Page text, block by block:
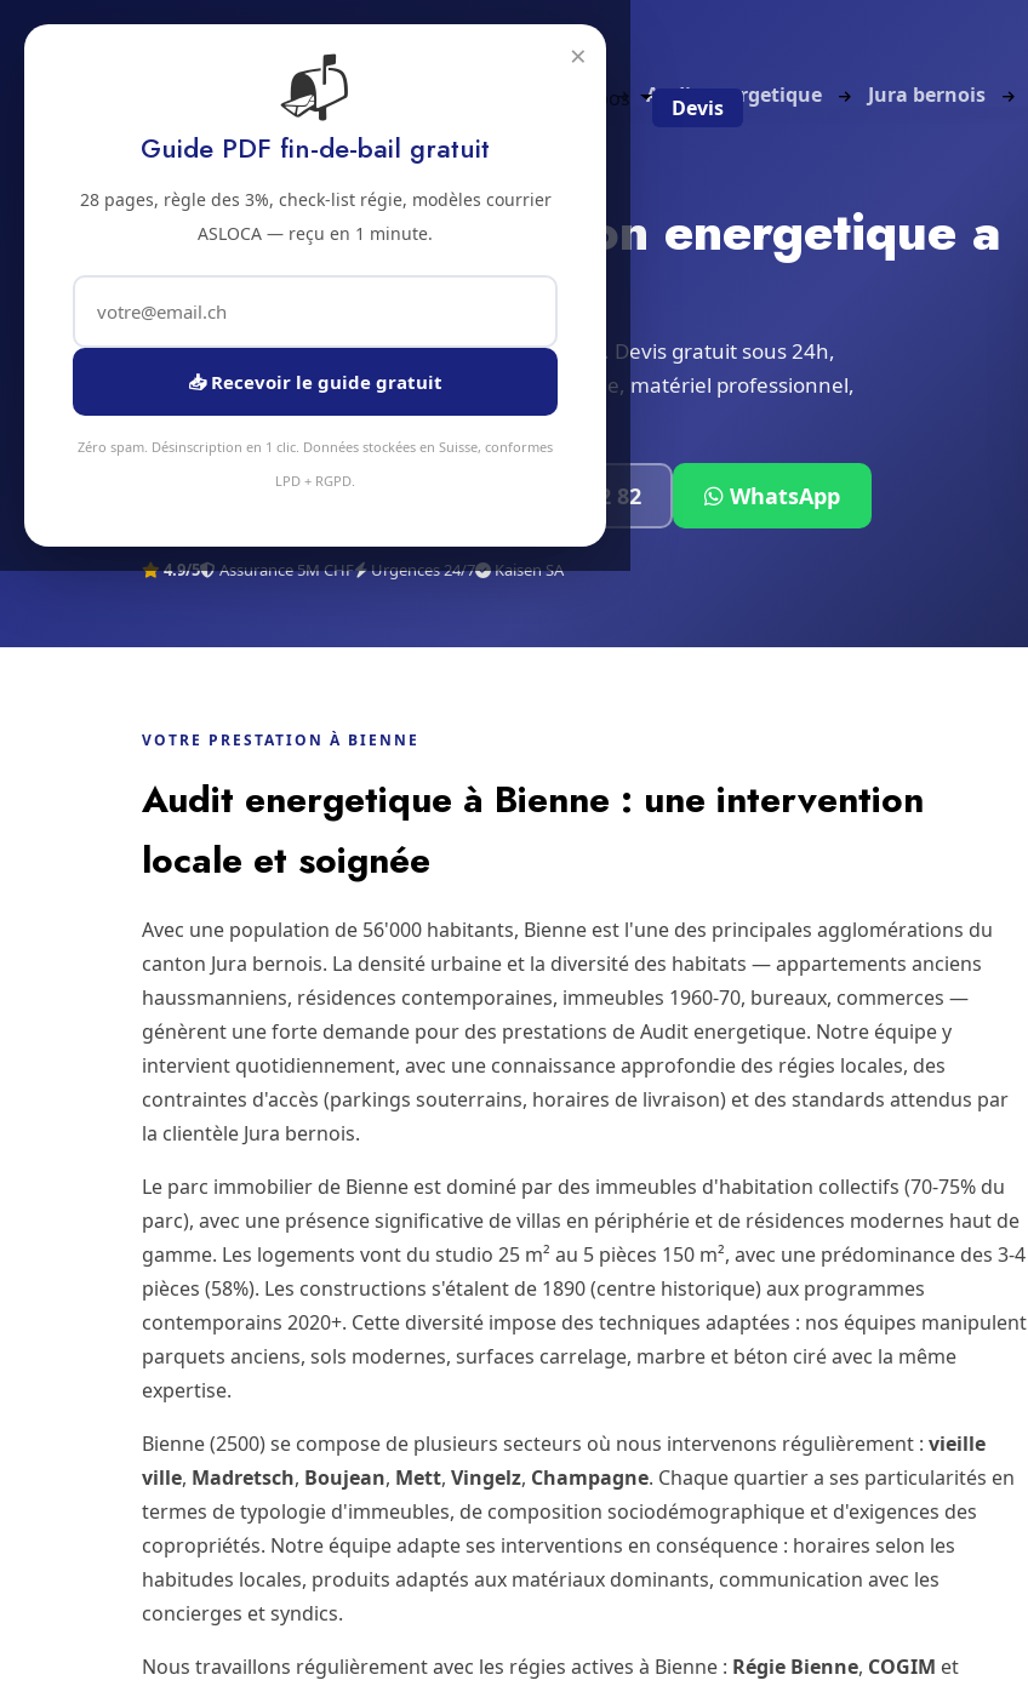
Prestations À propos Devis
Audit energetique Jura bernois
2500 · JURA BERNOIS
Audit et optimisation energetique a
Bienne
Service audit energetique à Bienne et alentours. Devis gratuit sous 24h,
intervention sous 48h en moyenne. Équipe locale, matériel professionnel,
tarifs transparents.
Devis instantané +41 78 319 32 82 WhatsApp
4.9/5 Assurance 5M CHF Urgences 24/7 Kaisen SA
VOTRE PRESTATION À BIENNE
Audit energetique à Bienne : une intervention
locale et soignée
Avec une population de 56'000 habitants, Bienne est l'une des principales agglomérations du
canton Jura bernois. La densité urbaine et la diversité des habitats — appartements anciens
haussmanniens, résidences contemporaines, immeubles 1960-70, bureaux, commerces —
génèrent une forte demande pour des prestations de Audit energetique. Notre équipe y
intervient quotidiennement, avec une connaissance approfondie des régies locales, des
contraintes d'accès (parkings souterrains, horaires de livraison) et des standards attendus par
la clientèle Jura bernois.
Le parc immobilier de Bienne est dominé par des immeubles d'habitation collectifs (70-75% du
parc), avec une présence significative de villas en périphérie et de résidences modernes haut de
gamme. Les logements vont du studio 25 m² au 5 pièces 150 m², avec une prédominance des 3-4
pièces (58%). Les constructions s'étalent de 1890 (centre historique) aux programmes
contemporains 2020+. Cette diversité impose des techniques adaptées : nos équipes manipulent
parquets anciens, sols modernes, surfaces carrelage, marbre et béton ciré avec la même
expertise.
Bienne (2500) se compose de plusieurs secteurs où nous intervenons régulièrement : vieille
ville, Madretsch, Boujean, Mett, Vingelz, Champagne. Chaque quartier a ses particularités en
termes de typologie d'immeubles, de composition sociodémographique et d'exigences des
copropriétés. Notre équipe adapte ses interventions en conséquence : horaires selon les
habitudes locales, produits adaptés aux matériaux dominants, communication avec les
concierges et syndics.
Nous travaillons régulièrement avec les régies actives à Bienne : Régie Bienne, COGIM et
×
📬
Guide PDF fin-de-bail gratuit
28 pages, règle des 3%, check-list régie, modèles courrier
ASLOCA — reçu en 1 minute.
📥 Recevoir le guide gratuit
Zéro spam. Désinscription en 1 clic. Données stockées en Suisse, conformes
LPD + RGPD.